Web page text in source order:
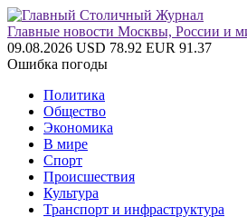
Главные новости Москвы, России и
09.08.2026 USD 78.92 EUR 91.37
Ошибка погоды
Политика
Общество
Экономика
В мире
Спорт
Происшествия
Культура
Транспорт и инфраструктура